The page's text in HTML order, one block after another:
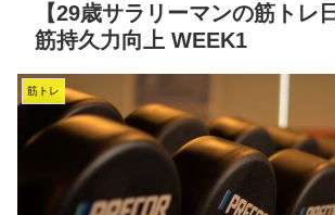
【29歳サラリーマンの筋トレ
筋持久力向上 WEEK1
筋トレ